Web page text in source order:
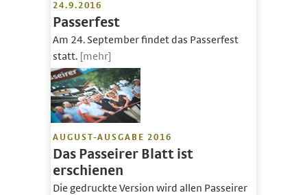
24.9.2016
Passerfest
Am 24. September findet das Passerfest
statt. [mehr]
AUGUST-AUSGABE 2016
Das Passeirer Blatt ist
erschienen
Die gedruckte Version wird allen Passeirer